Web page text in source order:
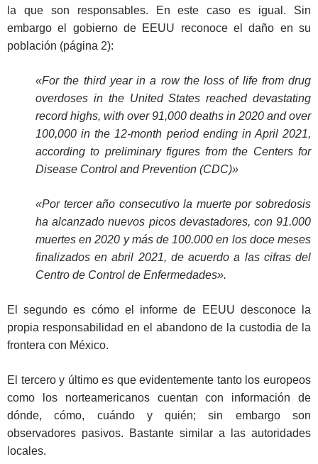
la que son responsables. En este caso es igual. Sin
embargo el gobierno de EEUU reconoce el daño en su
población (página 2):
«For the third year in a row the loss of life from drug
overdoses in the United States reached devastating
record highs, with over 91,000 deaths in 2020 and over
100,000 in the 12-month period ending in April 2021,
according to preliminary figures from the Centers for
Disease Control and Prevention (CDC)»
«Por tercer año consecutivo la muerte por sobredosis
ha alcanzado nuevos picos devastadores, con 91.000
muertes en 2020 y más de 100.000 en los doce meses
finalizados en abril 2021, de acuerdo a las cifras del
Centro de Control de Enfermedades».
El segundo es cómo el informe de EEUU desconoce la
propia responsabilidad en el abandono de la custodia de la
frontera con México.
El tercero y último es que evidentemente tanto los europeos
como los norteamericanos cuentan con información de
dónde, cómo, cuándo y quién; sin embargo son
observadores pasivos. Bastante similar a las autoridades
locales.